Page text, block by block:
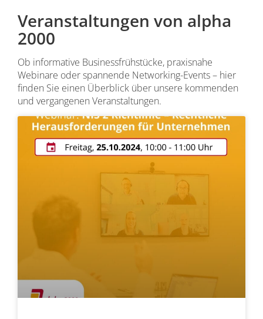
Veranstaltungen von alpha
2000
Ob informative Businessfrühstücke, praxisnahe
Webinare oder spannende Networking-Events – hier
finden Sie einen Überblick über unsere kommenden
und vergangenen Veranstaltungen.